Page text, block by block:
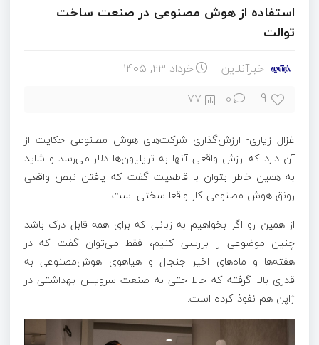
استفاده از هوش مصنوعی در صنعت ساخت
توالت
خبرآنلاین خرداد ۲۳, ۱۴۰۵
9
0
77
غزال زیاری- ارزش‌گذاری شرکت‌های هوش مصنوعی حکایت از
آن دارد که ارزش واقعی آنها به تریلیون‌ها دلار می‌رسد و شاید
به همین خاطر بتوان با قاطعیت گفت که یافتن نبض واقعی
رونق هوش مصنوعی کار واقعا سختی است.
از همین رو اگر بخواهیم به زبانی که برای همه قابل درک باشد
چنین موضوعی را بررسی کنیم، فقط می‌توان گفت که در
هفته‌ها و ماه‌های اخیر جنجال و هیاهوی هوش‌مصنوعی به
قدری بالا گرفته که حالا حتی به صنعت سرویس بهداشتی در
ژاپن هم نفوذ کرده است.